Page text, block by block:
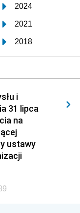
2024
2021
2018
2015
2012
2009
2006
2003
2000
i
31 lipca
na
ustawy